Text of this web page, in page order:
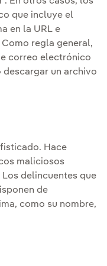
que incluye el
en la URL e
regla general,
correo electrónico
descargar un archivo
Hace
maliciosos
delincuentes que
de
como su nombre,